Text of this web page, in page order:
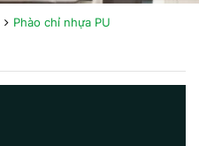
Phào chỉ nhựa PU